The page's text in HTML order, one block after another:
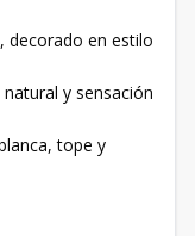
decorado en estilo
y sensación
tope y